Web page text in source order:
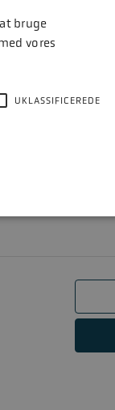
bruge
vores
UKLASSIFICEREDE